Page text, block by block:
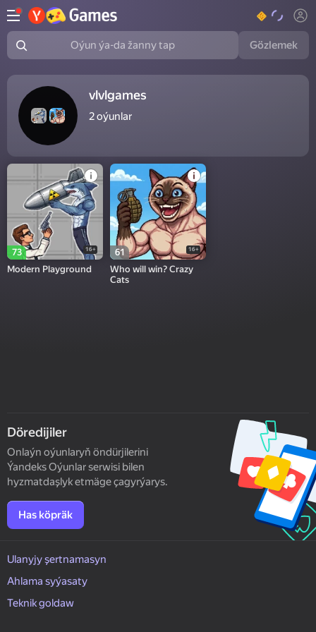
Oýun ýa-da žanny tap Gözlemek
vlvlgames
2oýunlar
73 16+
Modern Playground
61 16+
Who will win? Crazy
Cats
Döredijiler
Onlaýn oýunlaryň öndürjilerini
Ýandeks Oýunlar serwisi bilen
hyzmatdaşlyk etmäge çagyrýarys.
Has köpräk
Ulanyjy şertnamasyn
Ahlama syýasaty
Teknik goldaw